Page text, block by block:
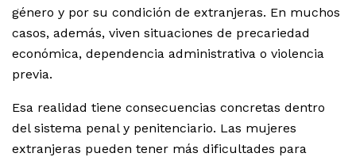
género y por su condición de extranjeras. En muchos
casos, además, viven situaciones de precariedad
económica, dependencia administrativa o violencia
previa.
Esa realidad tiene consecuencias concretas dentro
del sistema penal y penitenciario. Las mujeres
extranjeras pueden tener más dificultades para